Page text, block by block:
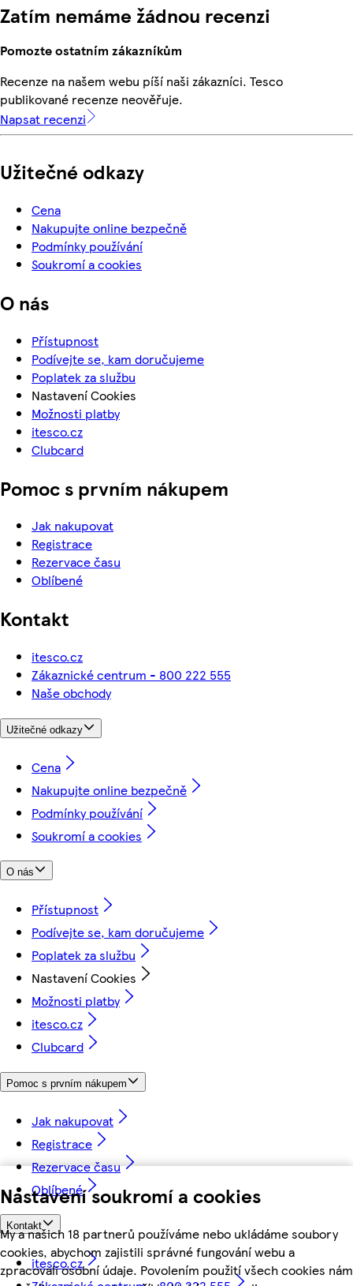
Nastavení soukromí a cookies
My a našich 18 partnerů používáme nebo ukládáme soubory
cookies, abychom zajistili správné fungování webu a
zpracovali osobní údaje. Povolením použití všech cookies nám
Zatím nemáme žádnou recenzi
Pomozte ostatním zákazníkům
Recenze na našem webu píší naši zákazníci. Tesco
publikované recenze neověřuje.
Napsat recenzi
Užitečné odkazy
Cena
Nakupujte online bezpečně
Podmínky používání
Soukromí a cookies
O nás
Přístupnost
Podívejte se, kam doručujeme
Poplatek za službu
Nastavení Cookies
Možnosti platby
itesco.cz
Clubcard
Pomoc s prvním nákupem
Jak nakupovat
Registrace
Rezervace času
Oblíbené
Kontakt
itesco.cz
Zákaznické centrum - 800 222 555
Naše obchody
Užitečné odkazy
Cena
Nakupujte online bezpečně
Podmínky používání
Soukromí a cookies
O nás
Přístupnost
Podívejte se, kam doručujeme
Poplatek za službu
Nastavení Cookies
Možnosti platby
itesco.cz
Clubcard
Pomoc s prvním nákupem
Jak nakupovat
Registrace
Rezervace času
Oblíbené
Kontakt
itesco.cz